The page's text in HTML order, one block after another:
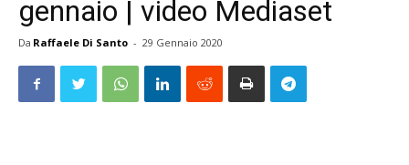
gennaio | video Mediaset
Da Raffaele Di Santo - 29 Gennaio 2020